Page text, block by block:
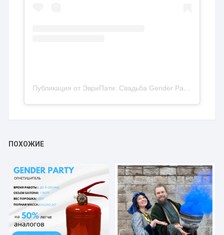
Публикация от ЭвриПати: Свадьба Gender Party Корпоратив (@everyparty.by)
ПОХОЖИЕ